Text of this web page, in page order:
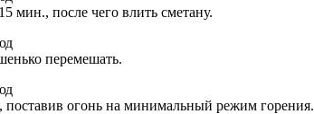
мин., после чего влить сметану.
перемешать.
огонь на минимальный режим горения.